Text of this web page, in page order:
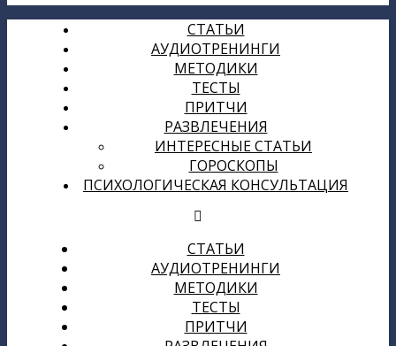
СТАТЬИ
АУДИОТРЕНИНГИ
МЕТОДИКИ
ТЕСТЫ
ПРИТЧИ
РАЗВЛЕЧЕНИЯ
ИНТЕРЕСНЫЕ СТАТЬИ
ГОРОСКОПЫ
ПСИХОЛОГИЧЕСКАЯ КОНСУЛЬТАЦИЯ
СТАТЬИ
АУДИОТРЕНИНГИ
МЕТОДИКИ
ТЕСТЫ
ПРИТЧИ